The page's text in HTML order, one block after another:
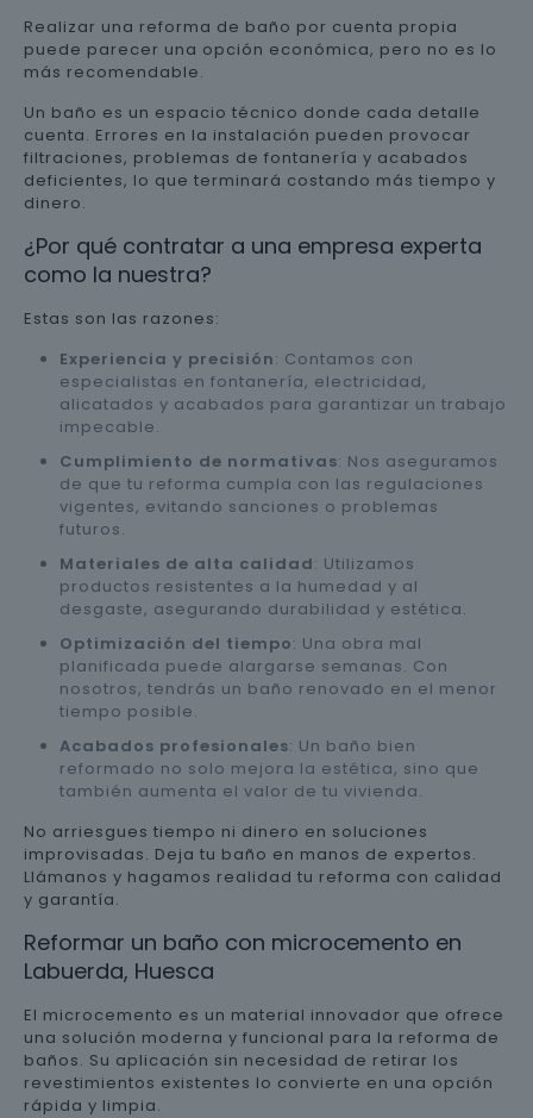
Realizar una reforma de baño por cuenta propia
puede parecer una opción económica, pero no es lo
más recomendable.
Un baño es un espacio técnico donde cada detalle
cuenta. Errores en la instalación pueden provocar
filtraciones, problemas de fontanería y acabados
deficientes, lo que terminará costando más tiempo y
dinero.
¿Por qué contratar a una empresa experta
como la nuestra?
Estas son las razones:
Experiencia y precisión: Contamos con
especialistas en fontanería, electricidad,
alicatados y acabados para garantizar un trabajo
impecable.
Cumplimiento de normativas: Nos aseguramos
de que tu reforma cumpla con las regulaciones
vigentes, evitando sanciones o problemas
futuros.
Materiales de alta calidad: Utilizamos
productos resistentes a la humedad y al
desgaste, asegurando durabilidad y estética.
Optimización del tiempo: Una obra mal
planificada puede alargarse semanas. Con
nosotros, tendrás un baño renovado en el menor
tiempo posible.
Acabados profesionales: Un baño bien
reformado no solo mejora la estética, sino que
también aumenta el valor de tu vivienda.
No arriesgues tiempo ni dinero en soluciones
improvisadas. Deja tu baño en manos de expertos.
Llámanos y hagamos realidad tu reforma con calidad
y garantía.
Reformar un baño con microcemento en
Labuerda, Huesca
El microcemento es un material innovador que ofrece
una solución moderna y funcional para la reforma de
baños. Su aplicación sin necesidad de retirar los
revestimientos existentes lo convierte en una opción
rápida y limpia.